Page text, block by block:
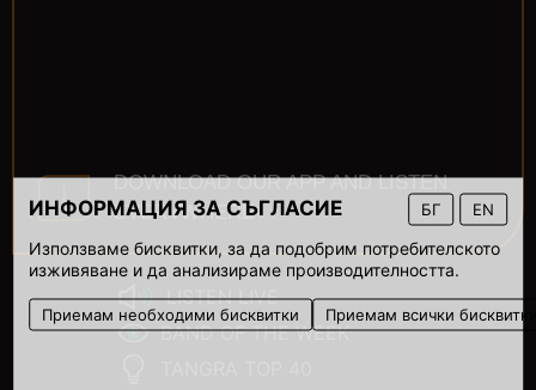
ИНФОРМАЦИЯ ЗА СЪГЛАСИЕ БГ EN
Използваме бисквитки, за да подобрим потребителското
изживяване и да анализираме производителността.
Приемам необходими бисквитки Приемам всички
DOWNLOAD OUR APP AND LISTEN
EVERYWHERE
LISTEN LIVE
BAND OF THE WEEK